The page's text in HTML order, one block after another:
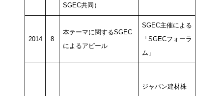
SGEC共同）
2014 8
本テーマに関するSGEC
によるアピール
SGEC主催による
「SGECフォーラ
ム」
ジャパン建材株